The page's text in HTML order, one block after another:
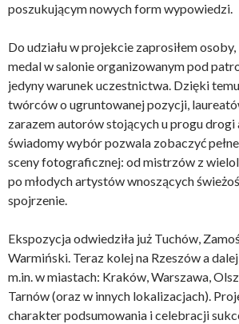
poszukującym nowych form wypowiedzi.
Do udziału w projekcie zaprosiłem
medal w salonie organizowanym pod
jedyny warunek uczestnictwa. Dzięki
twórców o ugruntowanej pozycji,
zarazem autorów stojących u progu
świadomy wybór pozwala zobaczyć
sceny fotograficznej: od mistrzów z
po młodych artystów wnoszących
spojrzenie.
Ekspozycja odwiedziła już Tuchów,
Warmiński. Teraz kolej na Rzeszów a
m.in. w miastach: Kraków, Warszawa,
Tarnów (oraz w innych lokalizacjach).
charakter podsumowania i celebracji